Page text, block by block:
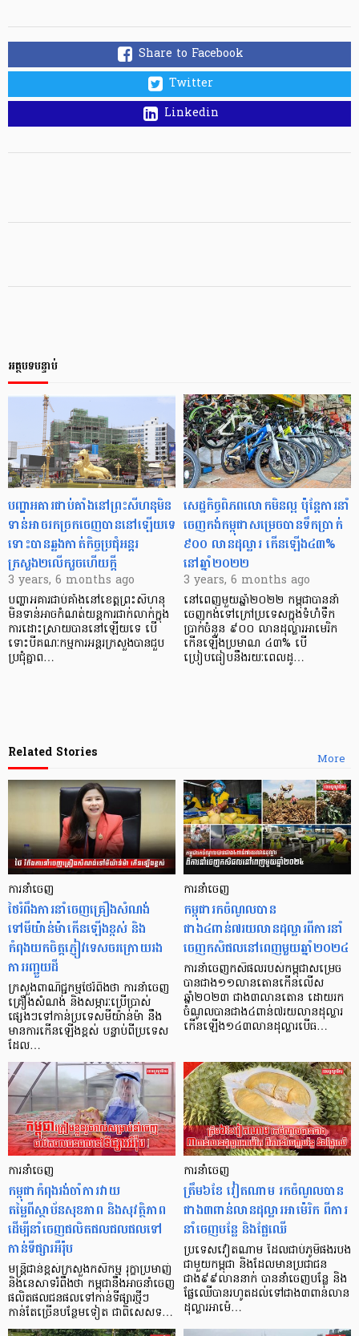
Share to Facebook
Twitter
Linkedin
អត្ថបទបន្ទាប់
បញ្ហាអគារជាប់គាំងនៅព្រះសីហនុមិន
ទាន់អាចរកច្រកចេញបាននៅឡើយទេ
ទោះបានឆ្លងកាត់កិច្ចប្រជុំអន្តរ
ក្រសួង២លើករួចហើយក្ដី
3 years, 6 months ago
បញ្ហាអគារជាប់គាំងនៅខេត្តព្រះសីហនុ
មិនទាន់អាចកំណត់យន្តការជាក់លាក់ក្នុង
ការដោះស្រាយបាននៅឡើយទេ បើ
ទោះបីគណៈកម្មការអន្តរក្រសួងបានជួប
ប្រជុំគ្នាព…
សេដ្ឋកិច្ចពិភពលោកមិនល្អ ប៉ុន្ដែការនាំ
ចេញកង់កម្ពុជាសម្រេចបានទឹកប្រាក់
៩០០ លានដុល្លារ កើនឡើង៤៣%
នៅឆ្នាំ២០២២
3 years, 6 months ago
នៅពេញមួយឆ្នាំ២០២២ កម្ពុជាបាននាំ
ចេញកង់ទៅក្រៅប្រទេសក្នុងទំហំទឹក
ប្រាក់ចំនួន ៩០០ លានដុល្លារអាមេរិក
កើនឡើងប្រមាណ ៤៣% បើ
ប្រៀបធៀបនឹងរយៈពេលដូ…
More
Related Stories
ការនាំចេញ
ថៃរំពឹងការនាំចេញគ្រឿងសំណង់
ទៅមីយ៉ាន់ម៉ាកើនឡើងខ្ពស់ និង
កំពុងយកចិត្តភ្ញៀវទេសចរក្រោយរង
ការរញ្ជួយដី
ក្រសួងពាណិជ្ជកម្មថៃរំពឹងថា ការនាំចេញ
គ្រឿងសំណង់ និងសម្ភារៈប្រើប្រាស់
ផ្សេងៗទៅកាន់ប្រទេសមីយ៉ាន់ម៉ា នឹង
មានការកើនឡើងខ្ពស់ បន្ទាប់ពីប្រទេស
ដែល…
ការនាំចេញ
កម្ពុជារកចំណូលបាន
ជាង៤ពាន់៧រយលានដុល្លារពីការនាំ
ចេញកសិផលនៅពេញមួយឆ្នាំ២០២៤
ការនាំចេញកសិផលរបស់កម្ពុជាសម្រេច
បានជាង១១លានតោនកើនលើស
ឆ្នាំ២០២៣ ជាង៣លានតោន ដោយរក
ចំណូលបានជាង៤ពាន់៧រយលានដុល្លារ
កើនឡើង១៤៣លានដុល្លារបើធ…
ការនាំចេញ
កម្ពុជាកំពុងរង់ចាំការវាយ
តម្លៃពីស្ថាប័នសុខភាព និងសុវត្ថិភាព
ដើម្បីនាំចេញផលិតផលជលផលទៅ
កាន់ទីផ្សារអឺរ៉ុប
មន្ត្រីជាន់ខ្ពស់ក្រសួងកសិកម្ម រុក្ខាប្រមាញ់
និងនេសាទរំពឹងថា កម្ពុជានឹងអាចនាំចេញ
ផលិតផលជនផលទៅកាន់ទីផ្សារថ្មីៗ
កាន់តែច្រើនបន្ថែមទៀត ជាពិសេសទ…
ការនាំចេញ
ត្រឹម៦ខែ វៀតណាម រកចំណូលបាន
ជាង៣ពាន់លានដុល្លារអាម៉េរិក ពីការ
នាំចេញបន្លែ និងផ្លែឈើ
ប្រទេសវៀតណាម ដែលជាប់ភូមិផងរបង
ជាមួយកម្ពុជា និងដែលមានប្រជាជន
ជាង៩៩លាននាក់ បាននាំចេញបន្លែ និង
ផ្លែឈើបានរហូតដល់ទៅជាង៣ពាន់លាន
ដុល្លារអាម៉េ…